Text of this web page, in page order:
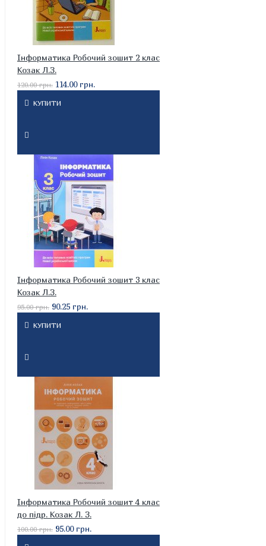
Інформатика Робочий зошит 2 клас
Козак Л.З.
120.00 грн. 114.00 грн.
КУПИТИ
Інформатика Робочий зошит 3 клас
Козак Л.З.
95.00 грн. 90.25 грн.
КУПИТИ
Інформатика Робочий зошит 4 клас
до підр. Козак Л. З.
100.00 грн. 95.00 грн.